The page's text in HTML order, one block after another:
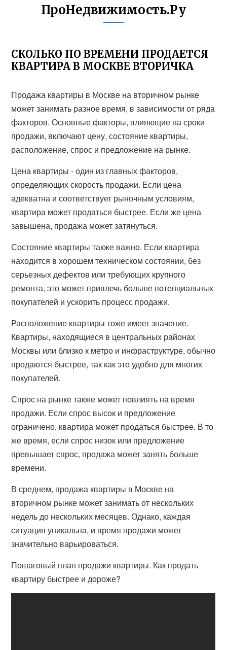
ПроНедвижимость.Ру
СКОЛЬКО ПО ВРЕМЕНИ ПРОДАЕТСЯ
КВАРТИРА В МОСКВЕ ВТОРИЧКА
Продажа квартиры в Москве на вторичном рынке
может занимать разное время, в зависимости от ряда
факторов. Основные факторы, влияющие на сроки
продажи, включают цену, состояние квартиры,
расположение, спрос и предложение на рынке.
Цена квартиры - один из главных факторов,
определяющих скорость продажи. Если цена
адекватна и соответствует рыночным условиям,
квартира может продаться быстрее. Если же цена
завышена, продажа может затянуться.
Состояние квартиры также важно. Если квартира
находится в хорошем техническом состоянии, без
серьезных дефектов или требующих крупного
ремонта, это может привлечь больше потенциальных
покупателей и ускорить процесс продажи.
Расположение квартиры тоже имеет значение.
Квартиры, находящиеся в центральных районах
Москвы или близко к метро и инфраструктуре, обычно
продаются быстрее, так как это удобно для многих
покупателей.
Спрос на рынке также может повлиять на время
продажи. Если спрос высок и предложение
ограничено, квартира может продаться быстрее. В то
же время, если спрос низок или предложение
превышает спрос, продажа может занять больше
времени.
В среднем, продажа квартиры в Москве на
вторичном рынке может занимать от нескольких
недель до нескольких месяцев. Однако, каждая
ситуация уникальна, и время продажи может
значительно варьироваться.
Пошаговый план продажи квартиры. Как продать
квартиру быстрее и дороже?